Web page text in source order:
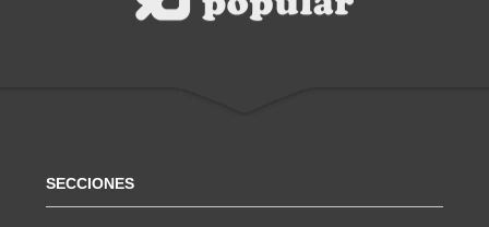
SECCIONES